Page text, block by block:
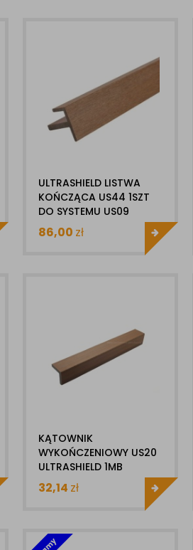
ULTRASHIELD LISTWA
KOŃCZĄCA US44 1SZT
DO SYSTEMU US09
86,00 zł
KĄTOWNIK
WYKOŃCZENIOWY US20
ULTRASHIELD 1MB
32,14 zł